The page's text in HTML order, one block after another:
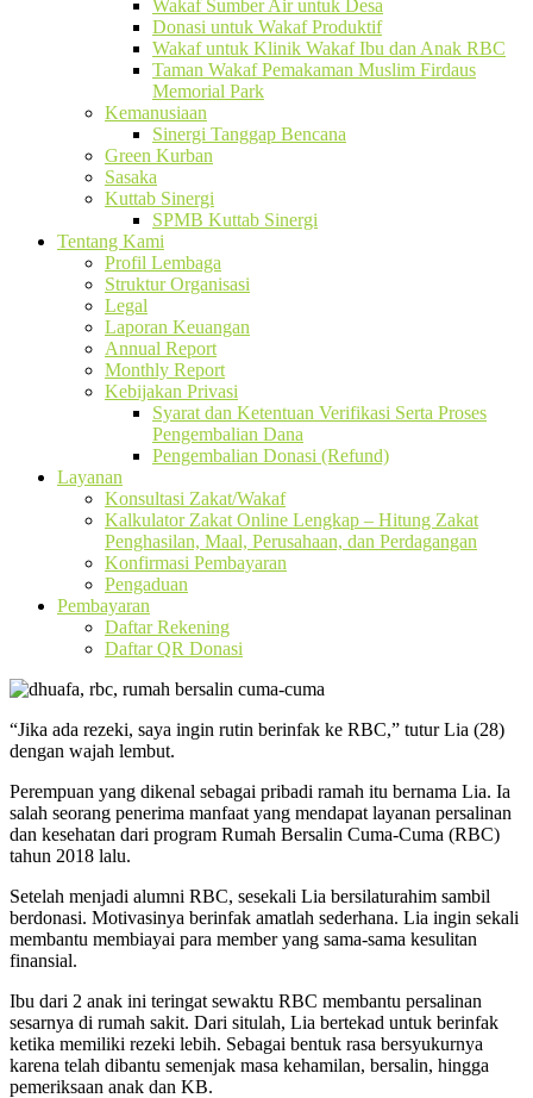
Wakaf Sumber Air untuk Desa
Donasi untuk Wakaf Produktif
Wakaf untuk Klinik Wakaf Ibu dan Anak RBC
Taman Wakaf Pemakaman Muslim Firdaus
Memorial Park
Kemanusiaan
Sinergi Tanggap Bencana
Green Kurban
Sasaka
Kuttab Sinergi
SPMB Kuttab Sinergi
Tentang Kami
Profil Lembaga
Struktur Organisasi
Legal
Laporan Keuangan
Annual Report
Monthly Report
Kebijakan Privasi
Syarat dan Ketentuan Verifikasi Serta Proses
Pengembalian Dana
Pengembalian Donasi (Refund)
Layanan
Konsultasi Zakat/Wakaf
Kalkulator Zakat Online Lengkap – Hitung Zakat
Penghasilan, Maal, Perusahaan, dan Perdagangan
Konfirmasi Pembayaran
Pengaduan
Pembayaran
Daftar Rekening
Daftar QR Donasi
“Jika ada rezeki, saya ingin rutin berinfak ke RBC,” tutur Lia (28)
dengan wajah lembut.
Perempuan yang dikenal sebagai pribadi ramah itu bernama Lia. Ia
salah seorang penerima manfaat yang mendapat layanan persalinan
dan kesehatan dari program Rumah Bersalin Cuma-Cuma (RBC)
tahun 2018 lalu.
Setelah menjadi alumni RBC, sesekali Lia bersilaturahim sambil
berdonasi. Motivasinya berinfak amatlah sederhana. Lia ingin sekali
membantu membiayai para member yang sama-sama kesulitan
finansial.
Ibu dari 2 anak ini teringat sewaktu RBC membantu persalinan
sesarnya di rumah sakit. Dari situlah, Lia bertekad untuk berinfak
ketika memiliki rezeki lebih. Sebagai bentuk rasa bersyukurnya
karena telah dibantu semenjak masa kehamilan, bersalin, hingga
pemeriksaan anak dan KB.